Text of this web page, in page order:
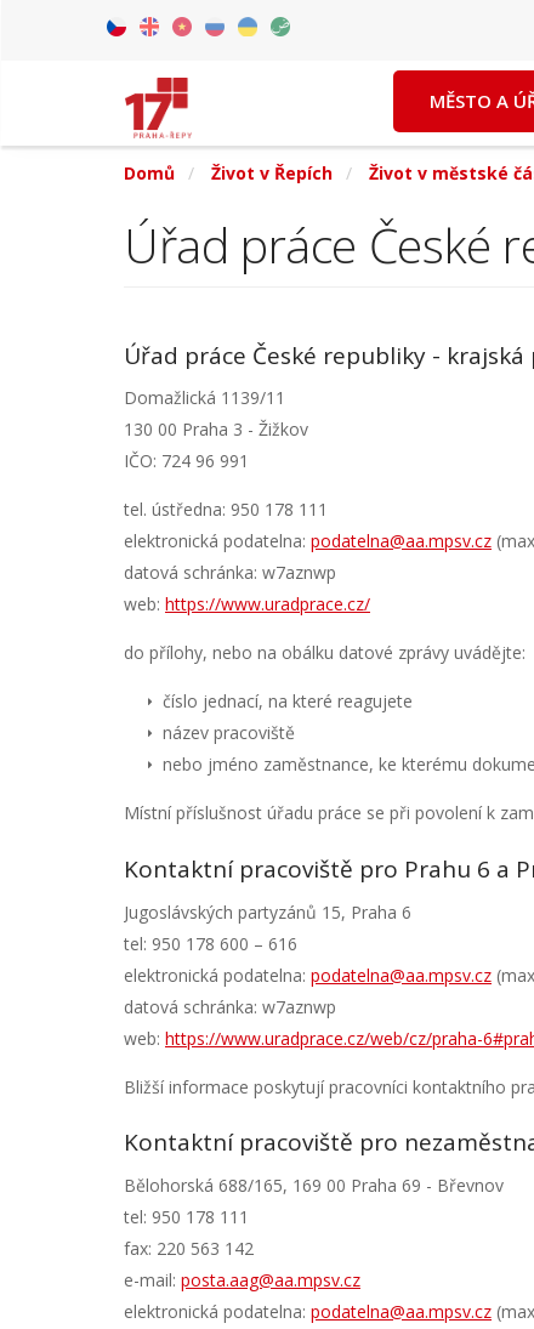
MĚSTO A
Domů Život v Řepích Život v městské
Úřad práce České
Úřad práce České republiky -
Domažlická 1139/11
130 00 Praha 3 - Žižkov
IČO: 724 96 991
tel. ústředna: 950 178 111
elektronická podatelna: podatelna@aa.mpsv.cz
datová schránka: w7aznwp
web: https://www.uradprace.cz/
do přílohy, nebo na obálku datové zprávy uvádějte:
číslo jednací, na které reagujete
název pracoviště
nebo jméno zaměstnance, ke kterému
Místní příslušnost úřadu práce se při povolení k
Kontaktní pracoviště pro Prahu 6 a
Jugoslávských partyzánů 15, Praha 6
tel: 950 178 600 – 616
elektronická podatelna: podatelna@aa.mpsv.cz
datová schránka: w7aznwp
web: https://www.uradprace.cz/web/cz/praha-
Bližší informace poskytují pracovníci kontaktního
Kontaktní pracoviště pro
Bělohorská 688/165, 169 00 Praha 69 - Břevnov
tel: 950 178 111
fax: 220 563 142
e-mail: posta.aag@aa.mpsv.cz
elektronická podatelna: podatelna@aa.mpsv.cz